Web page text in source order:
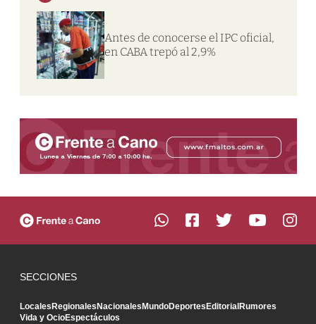
Antes de conocerse el IPC oficial,
en CABA trepó al 2,9%
SECCIONES
LocalesRegionalesNacionalesMundoDeportesEditorialRumores
Vida y OcioEspectáculos